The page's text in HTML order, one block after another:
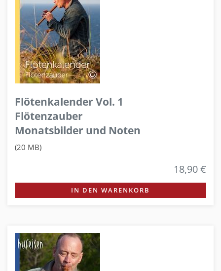
Flötenkalender Vol. 1
Flötenzauber
Monatsbilder und Noten
(20 MB)
18,90 €
IN DEN WARENKORB